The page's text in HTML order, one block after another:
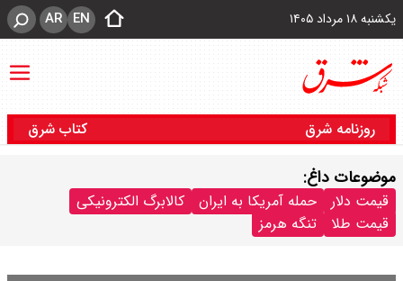
یکشنبه ۱۸ مرداد ۱۴۰۵ EN
AR
روزنامه شرق کتاب شرق
موضوعات داغ:
قیمت دلار حمله آمریکا به ایران
کالابرگ الکترونیکی
قیمت طلا
تنگه هرمز